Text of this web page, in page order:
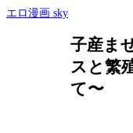
エロ漫画 sky
子産ま
スと繁
て〜